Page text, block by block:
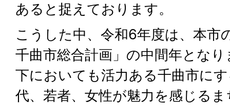
あると捉えております。
こうした中、令和6年度は、本市
千曲市総合計画」の中間年とな
下においても活力ある千曲市に
代、若者、女性が魅力を感じる